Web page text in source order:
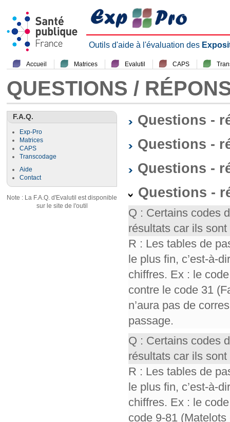
Outils d'aide à l'évaluation des
Accueil Matrices Evalutil CAPS
QUESTIONS /
F.A.Q.
Exp-Pro
Matrices
CAPS
Transcodage
Aide
Contact
Note : La F.A.Q. d'Evalutil est disponible
sur le site de l'outil
Questions -
Questions -
Questions -
Questions -
Q : Certains codes
résultats car ils
R : Les tables de
le plus fin, c’est-à-
chiffres. Ex : le
contre le code 31
n’aura pas de
passage.
Q : Certains codes
résultats car ils
R : Les tables de
le plus fin, c’est-à-
chiffres. Ex : le
code 9-81